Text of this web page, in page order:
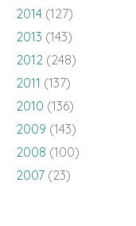
2014 (127)
2013 (143)
2012 (248)
2011 (137)
2010 (136)
2009 (143)
2008 (100)
2007 (23)